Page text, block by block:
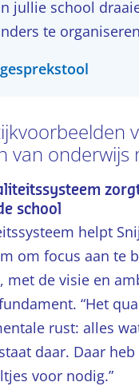
jullie school
te
van onderwijs
school
helpt
om focus aan te
met de visie en
“Het
rust: alles
daar. Daar heb
voor nodig.”